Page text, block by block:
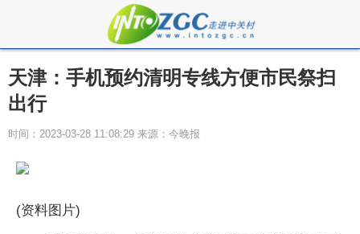
天津：手机预约清明专线方便市民祭扫
出行
时间：2023-03-28 11:08:29 来源：今晚报
(资料图片)